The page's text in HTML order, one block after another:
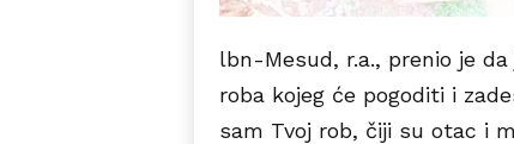
lbn-Mesud, r.a., prenio je da
roba kojeg će pogoditi i
sam Tvoj rob, čiji su otac i